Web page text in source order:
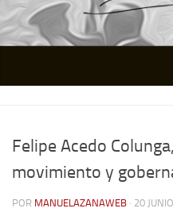
Felipe Acedo
movimiento y
POR MANUELAZANAWEB · 20